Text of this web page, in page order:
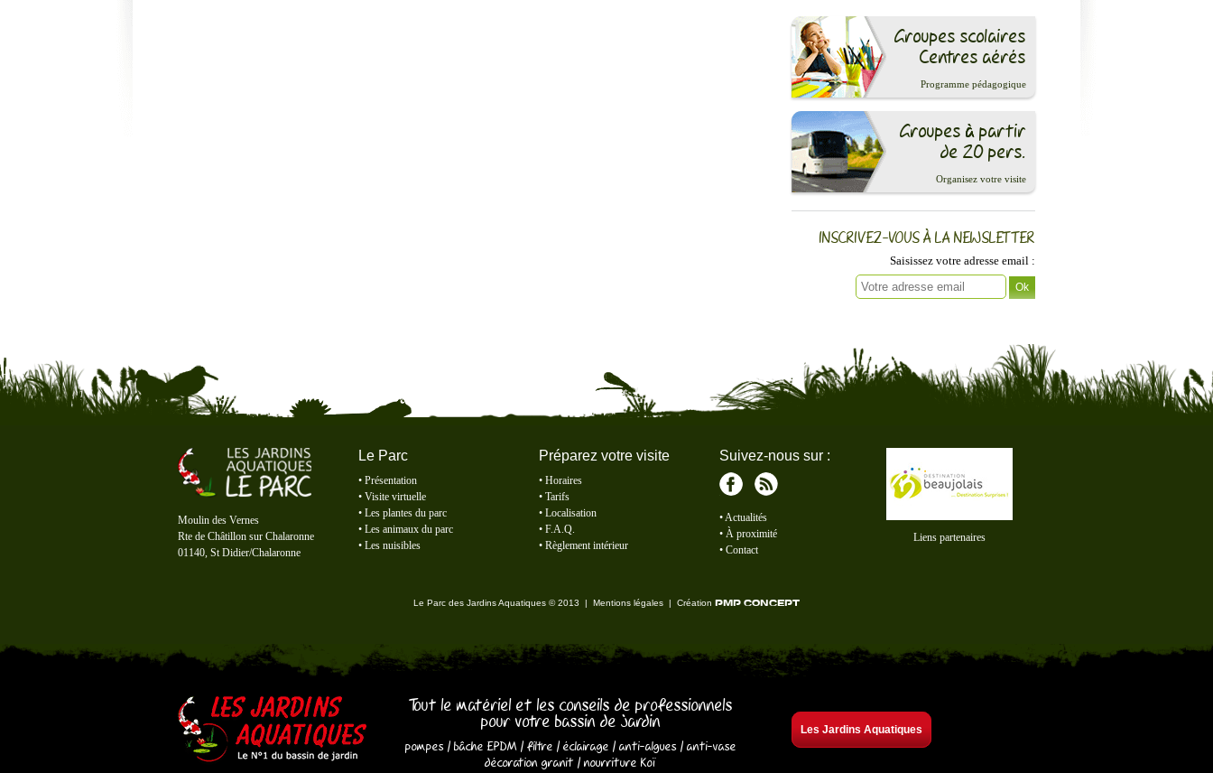
Groupes scolaires
Centres aérés
Programme pédagogique
Groupes à partir
de 20 pers.
Organisez votre visite
INSCRIVEZ-VOUS À LA NEWSLETTER
Saisissez votre adresse email :
Ok
Moulin des Vernes
Rte de Châtillon sur Chalaronne
01140, St Didier/Chalaronne
Le Parc
• Présentation
• Visite virtuelle
• Les plantes du parc
• Les animaux du parc
• Les nuisibles
Préparez votre visite
• Horaires
• Tarifs
• Localisation
• F.A.Q.
• Règlement intérieur
Suivez-nous sur :
•Actualités
• À proximité
• Contact
Liens partenaires
Le Parc des Jardins Aquatiques © 2013 | Mentions légales | Création PMP CONCEPT
Tout le matériel et les conseils de professionnels
pour votre bassin de jardin
pompes/ bâche EPDM / filtre / éclairage / anti-algues/ anti-vase
décoration granit / nourriture Koï
Les Jardins Aquatiques